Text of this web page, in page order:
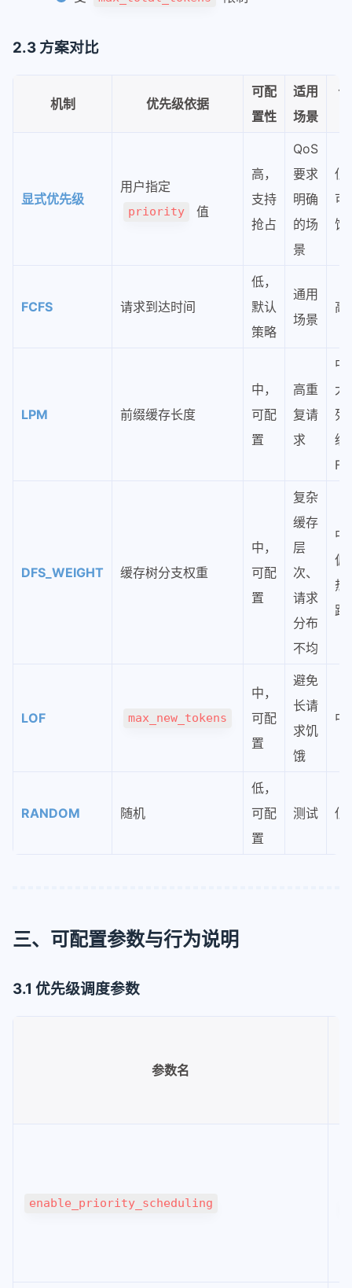
2.3 方案对比
机制 优先级依据
可配
置性
适用
场景
显式优先级
用户指定
priority 值
高，
支持
抢占
QoS
要求
明确
的场
景
低
可
饥
FCFS 请求到达时间
低，
默认
策略
通用
场景
高
LPM 前缀缓存长度
中，
可配
置
高重
复请
求
中
大
列
级
DFS_WEIGHT 缓存树分支权重
中，
可配
置
复杂
缓存
层
次、
请求
分布
不均
中
偏
热
路
LOF max_new_tokens
中，
可配
置
避免
长请
求饥
饿
中
RANDOM 随机
低，
可配
置
测试 低
三、可配置参数与行为说明
3.1 优先级调度参数
参数名
enable_priority_scheduling